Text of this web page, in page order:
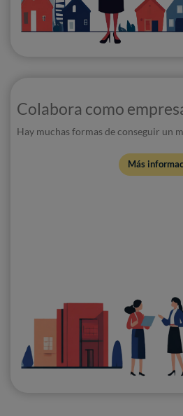
Colabora como
Hay muchas formas de conseguir un
Más